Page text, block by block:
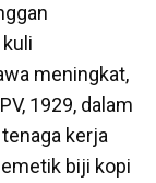
meningkat,
1929, dalam
kerja
biji kopi